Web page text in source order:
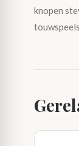
knopen